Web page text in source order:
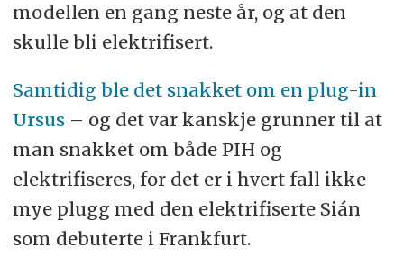
modellen en gang neste år, og at den
skulle bli elektrifisert.
Samtidig ble det snakket om en plug-in
Ursus– og det var kanskje grunner til at
man snakket om både PIH og
elektrifiseres, for det er i hvert fall ikke
mye plugg med den elektrifiserte Sián
som debuterte i Frankfurt.